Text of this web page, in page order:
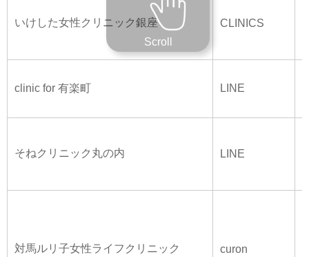
いけした女性クリニック銀座 CLINICS
clinic for 有楽町 LINE
そねクリニック丸の内 LINE
対馬ルリ子女性ライフクリニック curon
Scroll